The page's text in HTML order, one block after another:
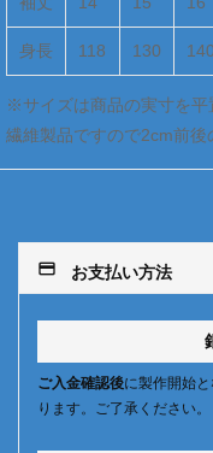
身長 118 130 140
※サイズは商品の実寸を平
繊維製品ですので2cm前後
payment お支払い方法
ご入金確認後に製作開始
ります。ご了承ください。